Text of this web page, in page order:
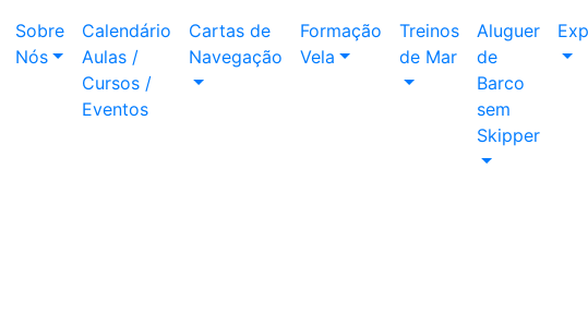
Sobre
Nós
Calendário
Aulas /
Cursos /
Eventos
Cartas de
Navegação
Formação
Vela
Treinos
de Mar
Aluguer
de
Barco
sem
Skipper